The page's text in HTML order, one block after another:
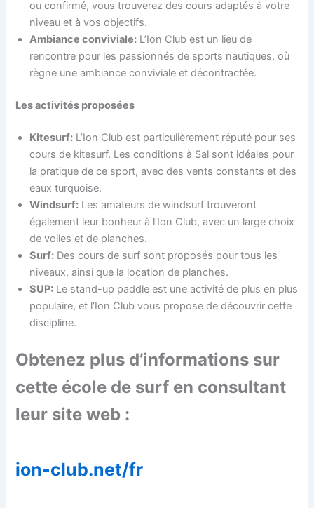
ou confirmé, vous trouverez des cours adaptés à votre
niveau et à vos objectifs.
Ambiance conviviale: L’Ion Club est un lieu de
rencontre pour les passionnés de sports nautiques, où
règne une ambiance conviviale et décontractée.
Les activités proposées
Kitesurf: L’Ion Club est particulièrement réputé pour ses
cours de kitesurf. Les conditions à Sal sont idéales pour
la pratique de ce sport, avec des vents constants et des
eaux turquoise.
Windsurf: Les amateurs de windsurf trouveront
également leur bonheur à l’Ion Club, avec un large choix
de voiles et de planches.
Surf: Des cours de surf sont proposés pour tous les
niveaux, ainsi que la location de planches.
SUP: Le stand-up paddle est une activité de plus en plus
populaire, et l’Ion Club vous propose de découvrir cette
discipline.
Obtenez plus d’informations sur
cette école de surf en consultant
leur site web :
ion-club.net/fr